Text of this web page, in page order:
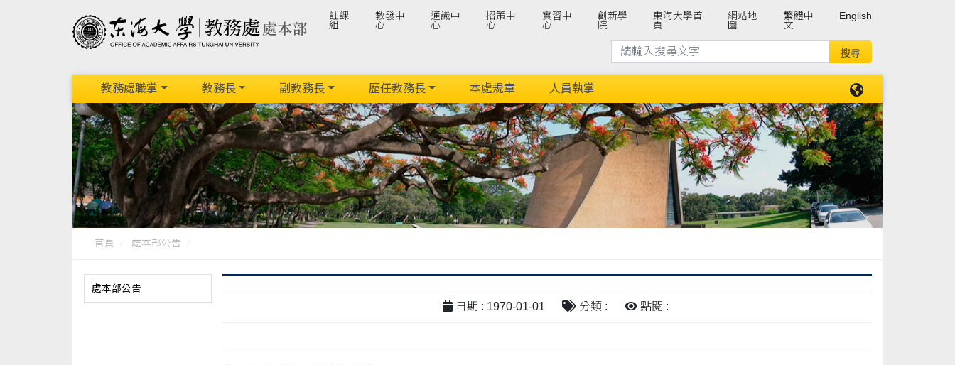
註課
組
教發中
心
通識中
心
招策中
心
實習中
心
創新學
院
東海大學首
頁
網站地
圖
繁體中
文
English
教務處職掌 教務長 副教務長 歷任教務長 本處規章 人員執掌
首頁 處本部公告
處本部公告
日期 : 1970-01-01 分類 : 點閱 :